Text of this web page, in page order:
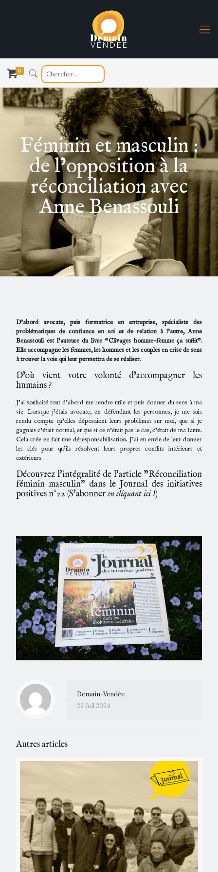
0
Féminin et masculin :
de l’opposition à la
réconciliation avec
Anne Benassouli
D’abord avocate, puis formatrice en entreprise, spécialiste des
problématiques de confiance en soi et de relation à l’autre, Anne
Benassouli est l’auteure du livre “Clivages homme-femme ça suffit”.
Elle accompagne les femmes, les hommes et les couples en crise de sens
à trouver la voie qui leur permettra de se réaliser.
D’où vient votre volonté d’accompagner les
humains ?
J’ai souhaité tout d’abord me rendre utile et puis donner du sens à ma
vie. Lorsque j’étais avocate, en défendant les personnes, je me suis
rendu compte qu’elles déposaient leurs problèmes sur moi, que si je
gagnais c’était normal, et que si ce n’était pas le cas, c’était de ma faute.
Cela crée en fait une déresponsabilisation. J’ai eu envie de leur donner
les clés pour qu’ils résolvent leurs propres conflits intérieurs et
extérieurs.
Découvrez l'intégralité de l'article "Réconciliation
féminin masculin" dans le Journal des initiatives
positives n°22 (S'abonneren cliquant ici !)
Demain-Vendée
22 Juil 2024
Autres articles